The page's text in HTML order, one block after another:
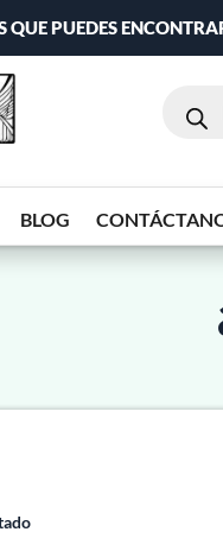
QUE PUEDES
BLOG